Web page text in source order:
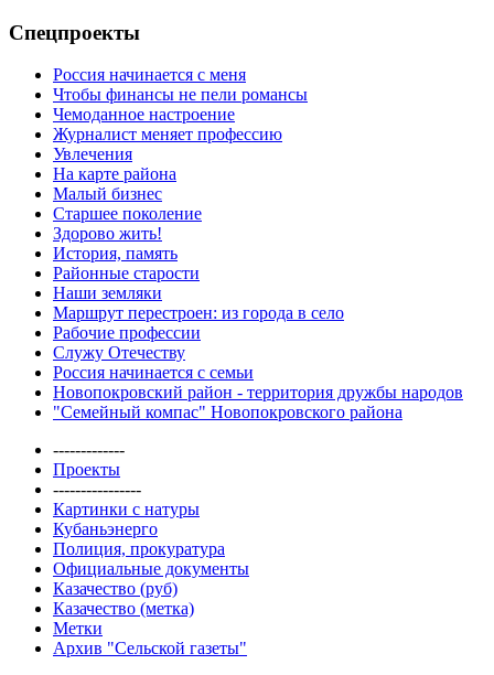
Спецпроекты
Россия начинается с меня
Чтобы финансы не пели романсы
Чемоданное настроение
Журналист меняет профессию
Увлечения
На карте района
Малый бизнес
Старшее поколение
Здорово жить!
История, память
Районные старости
Наши земляки
Маршрут перестроен: из города в село
Рабочие профессии
Служу Отечеству
Россия начинается с семьи
Новопокровский район - территория дружбы народов
"Семейный компас" Новопокровского района
-------------
Проекты
----------------
Картинки с натуры
Кубаньэнерго
Полиция, прокуратура
Официальные документы
Казачество (руб)
Казачество (метка)
Метки
Архив "Сельской газеты"